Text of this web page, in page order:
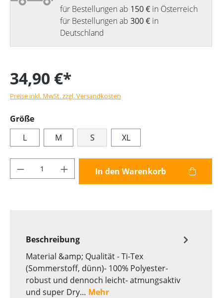
für Bestellungen ab 150 € in Österreich
für Bestellungen ab 300 € in
Deutschland
34,90 €*
Preise inkl. MwSt. zzgl. Versandkosten
Größe
L
M S XL
Produkt Anzahl: Gib den gewünschten
In den Warenkorb
Beschreibung
Material &amp; Qualität - Ti-Tex
(Sommerstoff, dünn)- 100% Polyester-
robust und dennoch leicht- atmungsaktiv
und super Dry… Mehr